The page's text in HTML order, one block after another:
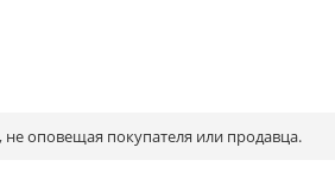
оповещая покупателя или продавца.